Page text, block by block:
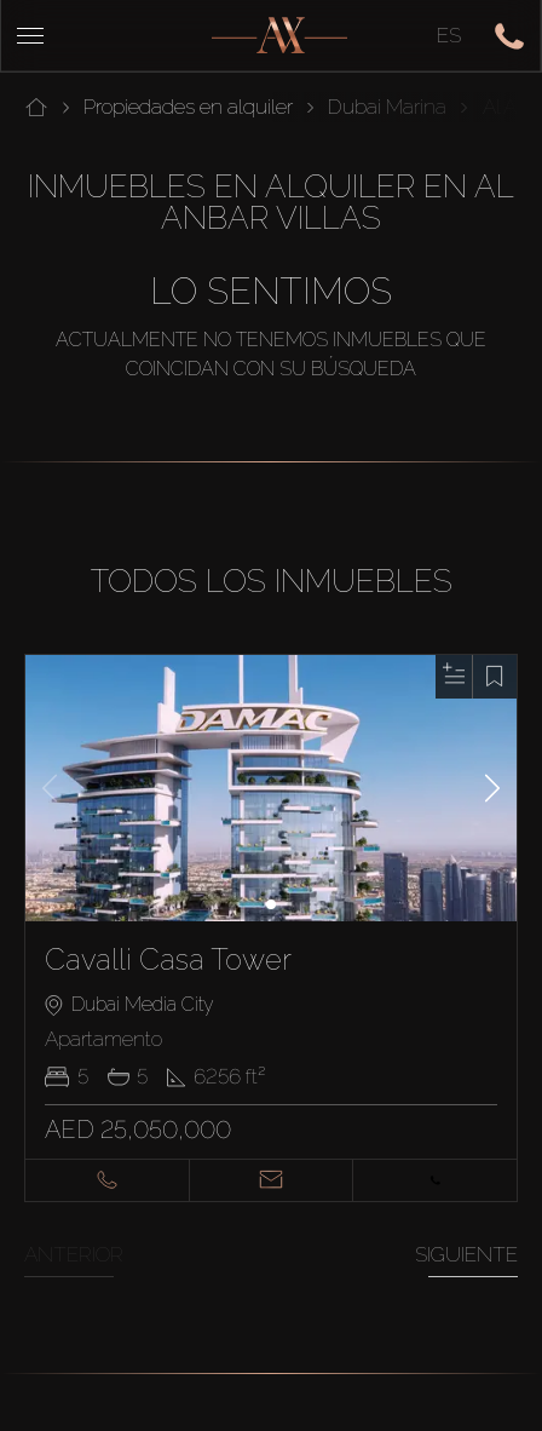
ES
Propiedades en alquiler Dubai Marina
INMUEBLES EN ALQUILER EN AL
ANBAR VILLAS
LO SENTIMOS
ACTUALMENTE NO TENEMOS INMUEBLES QUE
COINCIDAN CON SU BÚSQUEDA
TODOS LOS INMUEBLES
Cavalli Casa Tower
Dubai Media City
Apartamento
5
5 6256 ft²
AED 25,050,000
SIGUIENTE